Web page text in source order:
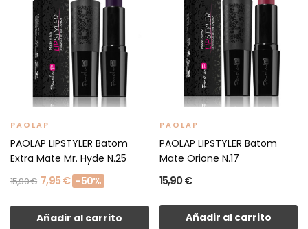
PAOLAP
PAOLAP LIPSTYLER Batom
Extra Mate Mr. Hyde N.25
15,90 € 7,95 € -50%
Añadir al carrito
PAOLAP
PAOLAP LIPSTYLER Batom
Mate Orione N.17
15,90 €
Añadir al carrito